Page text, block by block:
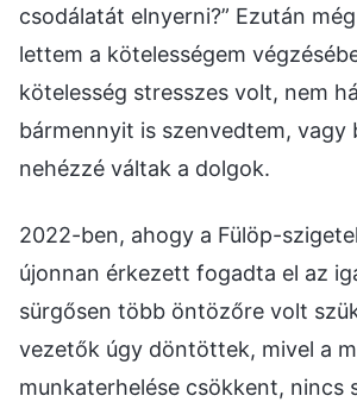
csodálatát elnyerni?” Ezután
lettem a kötelességem
kötelesség stresszes volt, nem
bármennyit is szenvedtem, vagy
nehézzé váltak a dolgok.
2022-ben, ahogy a Fülöp-
újonnan érkezett fogadta el az
sürgősen több öntözőre volt
vezetők úgy döntöttek, mivel a
munkaterhelése csökkent, nincs